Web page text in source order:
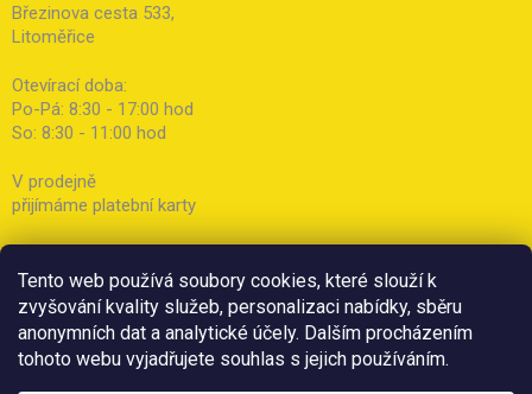
Tento web používá soubory cookies, které slouží k
zvyšování kvality služeb, personalizaci nabídky, sběru
anonymních dat a analytické účely. Dalším procházením
tohoto webu vyjadřujete souhlas s jejich používáním.
Březinova cesta 533,
Litoměřice
Otevírací doba:
Po-Pá: 8:30 - 17:00 hod
So: 8:30 - 11:00 hod
V prodejně
přijímáme platební karty